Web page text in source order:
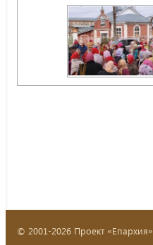
© 2001-2026 Проект «Епархия»